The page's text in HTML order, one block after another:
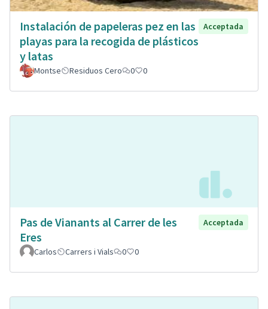
Instalación de papeleras pez en las
playas para la recogida de plásticos
y latas
Acceptada
Montse Residuos Cero 0 0
Pas de Vianants al Carrer de les
Eres
Acceptada
Carlos Carrers i Vials 0 0